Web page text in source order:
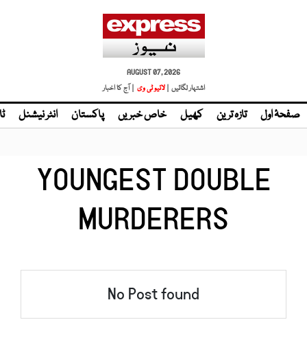
AUGUST 07, 2026
اشتہار لگائیں | لائیو ٹی وی | آج کا اخبار
صفحۂ اول تازہ ترین کھیل خاص خبریں پاکستان انٹر نیشنل
YOUNGEST DOUBLE
MURDERERS
No Post found